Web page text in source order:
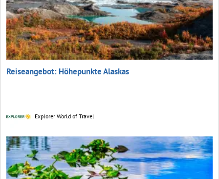
Reiseangebot: Höhepunkte Alaskas
Explorer World of Travel